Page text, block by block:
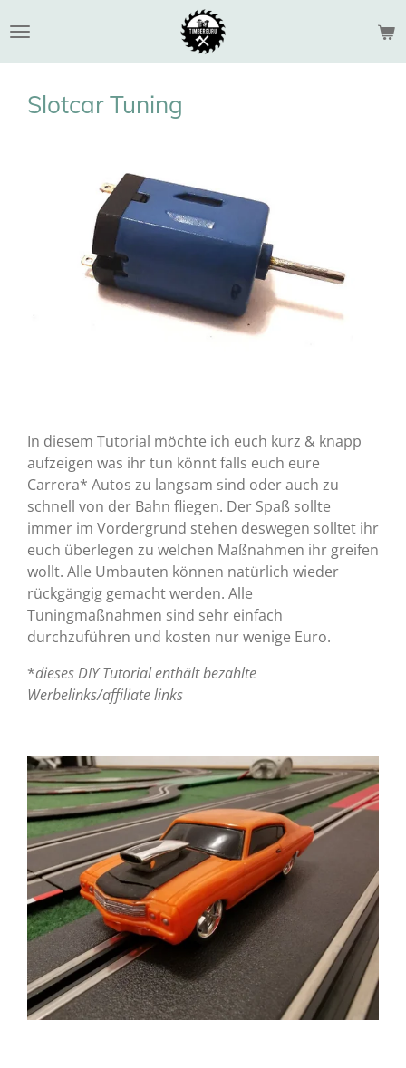
Hauptinhalt
springen
Slotcar Tuning
In diesem Tutorial möchte ich euch kurz & knapp
aufzeigen was ihr tun könnt falls euch eure
Carrera* Autos zu langsam sind oder auch zu
schnell von der Bahn fliegen. Der Spaß sollte
immer im Vordergrund stehen deswegen solltet ihr
euch überlegen zu welchen Maßnahmen ihr greifen
wollt. Alle Umbauten können natürlich wieder
rückgängig gemacht werden. Alle
Tuningmaßnahmen sind sehr einfach
durchzuführen und kosten nur wenige Euro.
*dieses DIY Tutorial enthält bezahlte
Werbelinks/affiliate links